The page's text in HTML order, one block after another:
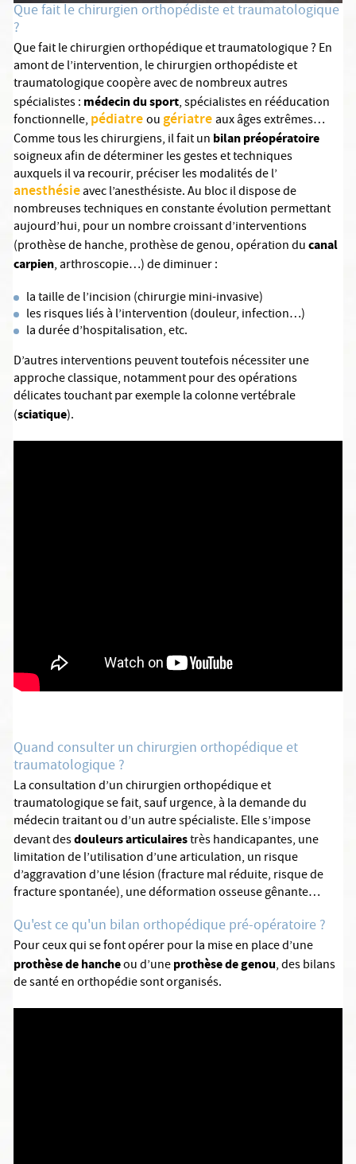
Que fait le chirurgien orthopédiste et traumatologique
?
Que fait le chirurgien orthopédique et traumatologique ? En
amont de l’intervention, le chirurgien orthopédiste et
traumatologique coopère avec de nombreux autres
spécialistes : médecin du sport, spécialistes en rééducation
fonctionnelle, pédiatreougériatreaux âges extrêmes…
Comme tous les chirurgiens, il fait un bilan préopératoire
soigneux afin de déterminer les gestes et techniques
auxquels il va recourir, préciser les modalités de l’
anesthésieavec l’anesthésiste. Au bloc il dispose de
nombreuses techniques en constante évolution permettant
aujourd’hui, pour un nombre croissant d’interventions
(prothèse de hanche, prothèse de genou, opération ducanal
carpien, arthroscopie…) de diminuer :
la taille de l’incision (chirurgie mini-invasive)
les risques liés à l’intervention (douleur, infection…)
la durée d’hospitalisation, etc.
D’autres interventions peuvent toutefois nécessiter une
approche classique, notamment pour des opérations
délicates touchant par exemple la colonne vertébrale
(sciatique).
Quand consulter un chirurgien orthopédique et
traumatologique ?
La consultation d’un chirurgien orthopédique et
traumatologique se fait, sauf urgence, à la demande du
médecin traitant ou d’un autre spécialiste. Elle s’impose
devant desdouleurs articulairestrès handicapantes, une
limitation de l’utilisation d’une articulation, un risque
d’aggravation d’une lésion (fracture mal réduite, risque de
fracture spontanée), une déformation osseuse gênante…
Qu'est ce qu'un bilan orthopédique pré-opératoire ?
Pour ceux qui se font opérer pour la mise en place d’une
prothèse de hancheou d’uneprothèse de genou, des bilans
de santé en orthopédie sont organisés.